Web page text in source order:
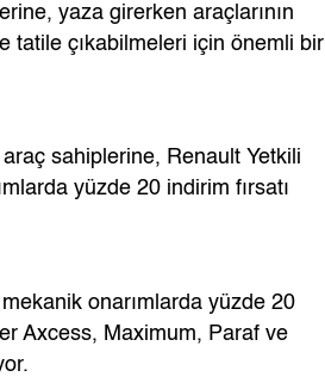
yaza girerken araçlarının
tatile çıkabilmeleri için önemli bir
sahiplerine, Renault Yetkili
yüzde 20 indirim fırsatı
onarımlarda yüzde 20
Axcess, Maximum, Paraf ve